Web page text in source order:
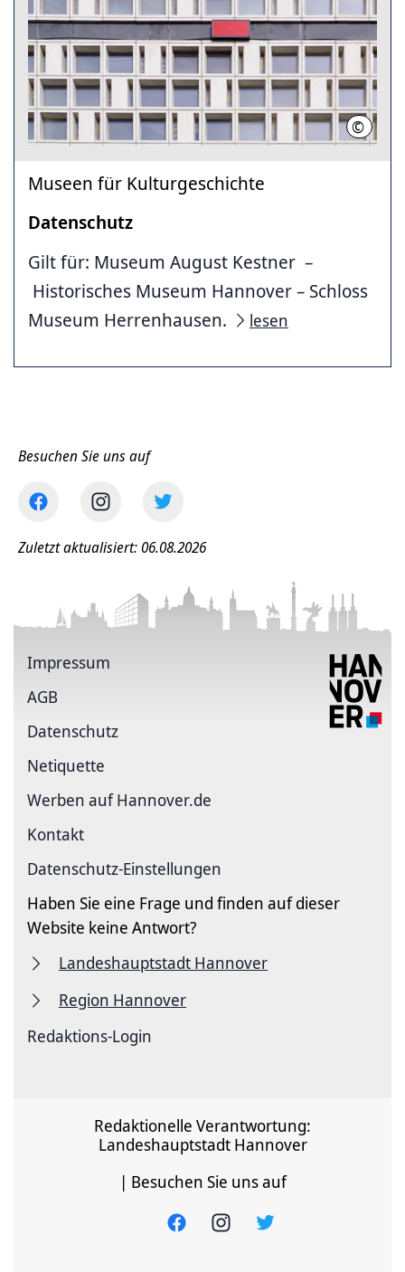
© MAK
Museen für Kulturgeschichte
Datenschutz
Gilt für: Museum August Kestner –
Historisches Museum Hannover – Schloss
Museum Herrenhausen.
lesen
Besuchen Sie uns auf
Zuletzt aktualisiert: 06.08.2026
Impressum
AGB
Datenschutz
Netiquette
Werben auf Hannover.de
Kontakt
Datenschutz-Einstellungen
Haben Sie eine Frage und finden auf dieser
Website keine Antwort?
Landeshauptstadt Hannover
Region Hannover
Redaktions-Login
Redaktionelle Verantwortung:
Landeshauptstadt Hannover
| Besuchen Sie uns auf